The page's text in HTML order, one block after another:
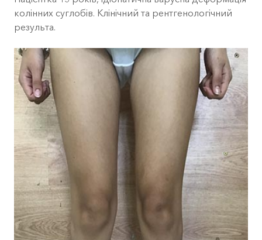
колінних суглобів. Клінічний та рентгенологічний
результа.